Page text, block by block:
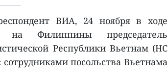
ВИА, 24 ноября в ходе
на Филиппины председатель
Республики Вьетнам (НС
посольства Вьетнама